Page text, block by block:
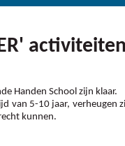
Handen School zijn klaar.
van 5-10 jaar, verheugen
kunnen.